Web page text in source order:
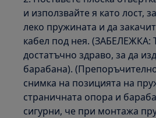
и използвайте я като лост,
леко пружината и да
кабел под нея. (ЗАБЕЛЕЖКА:
достатъчно здраво, за да
барабана).
снимка на позицията на
страничната опора и
сигурни, че при монтажа